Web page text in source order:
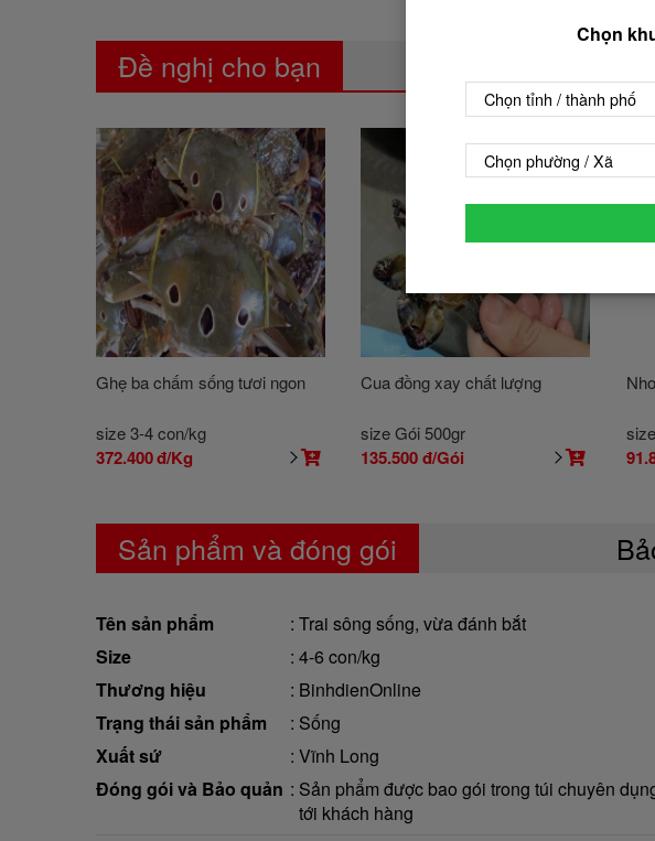
Đề nghị cho bạn
Ghẹ ba chấm sống tươi ngon
size 3-4 con/kg
372.400đ/Kg
Cua đồng xay chất lượng
size Gói 500gr
135.500đ/Gói
Sản phẩm và đóng gói
Tên sản phẩm
Trai sông sống, vừa đánh bắt
Size
4-6 con/kg
Thương hiệu
BinhdienOnline
Trạng thái sản phẩm
Sống
Xuất sứ
Vĩnh Long
Đóng gói và Bảo quản
Sản phẩm được bao gói trong túi chuyên
tới khách hàng
Chọn
Chọn tỉnh / thành phố
Chọn phường / Xã